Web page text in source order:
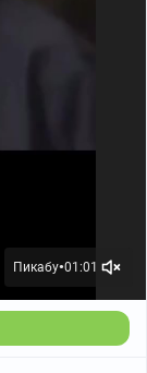
Пикабу●01:01